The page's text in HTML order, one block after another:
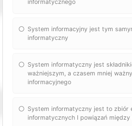
informatycznego
System informacyjny jest tym
informatyczny
System informatyczny jest
ważniejszym, a czasem mniej
informacyjnego
System informatyczny jest to zbiór
informatycznych I powiązań między